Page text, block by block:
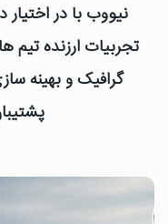
نیووب با در
تجربیات ارزنده تیم
گرافیک و بهینه